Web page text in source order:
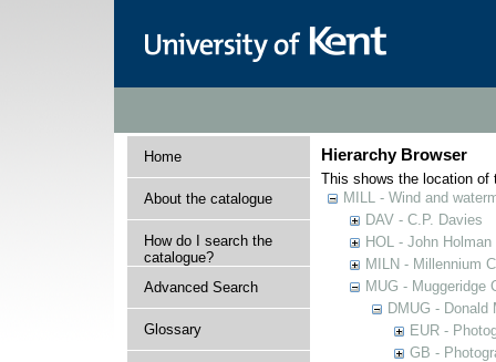
Home
About the catalogue
How do I search the
catalogue?
Advanced Search
Glossary
Hierarchy Browser
This shows the location of
MILL - Wind and
DAV - C.P. Davies
HOL - John
MILN - Millennium
MUG - Muggeridge
DMUG - Donald
EUR -
GB -